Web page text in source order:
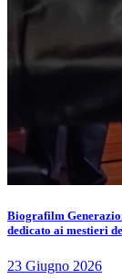
Biografilm
dedicato ai mestieri
23 Giugno 2026